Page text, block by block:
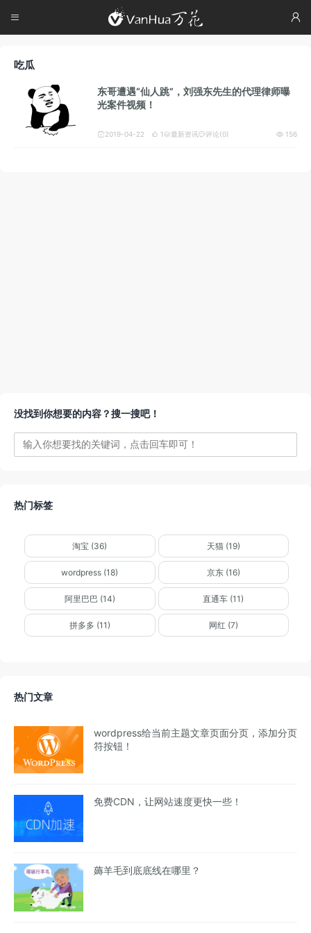

 
吃瓜
东哥遭遇“仙人跳”，刘强东先生的代理律师曝
光案件视频！
 2019-04-22  1  156
最新资讯评论(0)
没找到你想要的内容？搜一搜吧！
热门标签
淘宝 (36) 天猫 (19)
wordpress (18) 京东 (16)
阿里巴巴 (14) 直通车 (11)
拼多多 (11) 网红 (7)
热门文章
wordpress给当前主题文章页面分页，添加分页
符按钮！
免费CDN，让网站速度更快一些！
薅羊毛到底底线在哪里？